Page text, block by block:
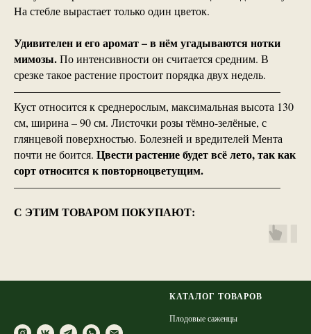
На стебле вырастает только один цветок.
Удивителен и его аромат – в нём угадываются нотки
мимозы.По интенсивности он считается средним. В
срезке такое растение простоит порядка двух недель.
————————————————————————
Куст относится к среднерослым, максимальная высота 130
см, ширина – 90 см. Листочки розы тёмно-зелёные, с
глянцевой поверхностью. Болезней и вредителей Мента
почти не боится. Цвести растение будет всё лето, так как
сорт относится к повторноцветущим.
————————————————————————
С ЭТИМ ТОВАРОМ ПОКУПАЮТ:
КАТАЛОГ ТОВАРОВ
Плодовые саженцы